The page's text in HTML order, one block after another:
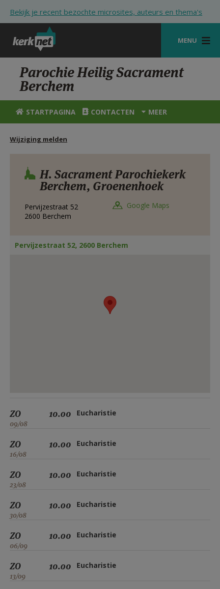
Bekijk je recent bezochte microsites, auteurs en thema's
MENU
STARTPAGINA
KERK
VIERINGEN
HULP
STARTPAGINA PORTAAL
MIJN PAROCHIE
Parochie Heilig Sacrament
Berchem
STARTPAGINA CONTACTEN MEER
Wijziging melden
H. Sacrament Parochiekerk
Berchem, Groenenhoek
Pervijzestraat 52
2600 Berchem
Google Maps
Pervijzestraat 52, 2600 Berchem
ZO
09/08
10.00 Eucharistie
ZO
16/08
10.00 Eucharistie
ZO
23/08
10.00 Eucharistie
ZO
30/08
10.00 Eucharistie
ZO
06/09
10.00 Eucharistie
ZO
13/09
10.00 Eucharistie